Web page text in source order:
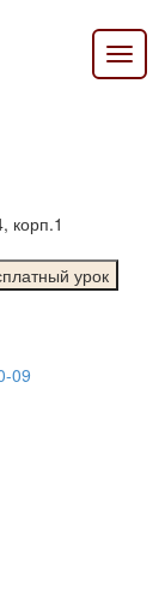
корп.1
09